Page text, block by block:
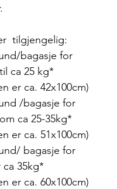
tilgjengelig:
bagasje for
ca 25 kg*
er ca. 42x100cm)
/bagasje for
ca 25-35kg*
er ca. 51x100cm)
bagasje for
ca 35kg*
er ca. 60x100cm)